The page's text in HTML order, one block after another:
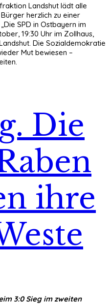
Landshut lädt alle
herzlich zu einer
SPD in Ostbayern im
19:30 Uhr im Zollhaus,
Die Sozialdemokratie
Mut bewiesen –
Die
ihre
3:0 Sieg im zweiten